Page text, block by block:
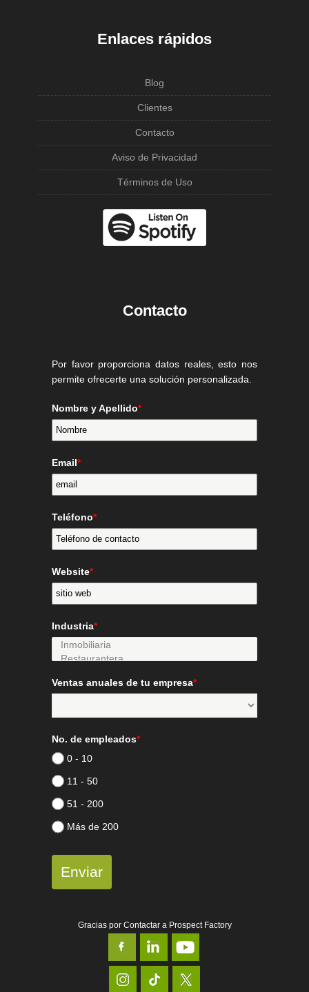
Enlaces rápidos
Blog
Clientes
Contacto
Aviso de Privacidad
Términos de Uso
Contacto
Por favor proporciona datos reales, esto nos
permite ofrecerte una solución personalizada.
Nombre y Apellido*
Email*
Teléfono*
Website*
Industria*
Ventas anuales de tu empresa*
No. de empleados*
0 - 10
11 - 50
51 - 200
Más de 200
Enviar
Gracias por Contactar a Prospect Factory